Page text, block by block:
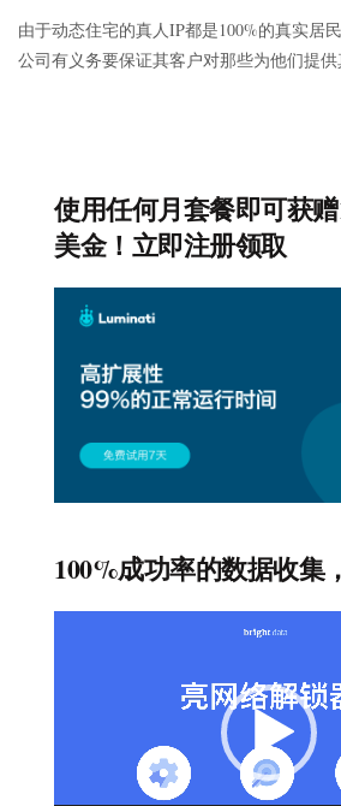
由于动态住宅的真人IP都是100%的真实居
公司有义务要保证其客户对那些为他们提
使用任何月套餐即可获赠
美金！立即注册领取
100%成功率的数据收集